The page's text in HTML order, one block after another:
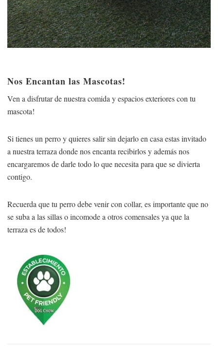
Nos Encantan las Mascotas!
Ven a disfrutar de nuestra comida y espacios exteriores con tu
mascota!
Si tienes un perro y quieres salir sin dejarlo en casa estas invitado
a nuestra terraza donde nos encanta recibirlos y además nos
encargaremos de darle todo lo que necesita para que se divierta
contigo.
Recuerda que tu perro debe venir con collar, es importante que no
se suba a las sillas o incomode a otros comensales ya que la
terraza es de todos!